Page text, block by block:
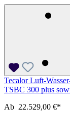
Tecalor Luft-
TSBC 300 plus
Ab 22.529,00 €*